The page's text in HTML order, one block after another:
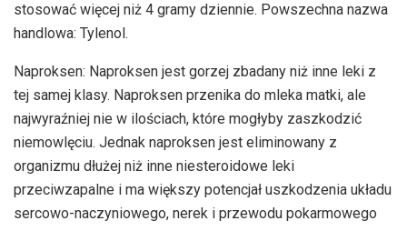
stosować więcej niż 4 gramy dziennie. Powszechna nazwa
handlowa: Tylenol.
Naproksen: Naproksen jest gorzej zbadany niż inne leki z
tej samej klasy. Naproksen przenika do mleka matki, ale
najwyraźniej nie w ilościach, które mogłyby zaszkodzić
niemowlęciu. Jednak naproksen jest eliminowany z
organizmu dłużej niż inne niesteroidowe leki
przeciwzapalne i ma większy potencjał uszkodzenia układu
sercowo-naczyniowego, nerek i przewodu pokarmowego